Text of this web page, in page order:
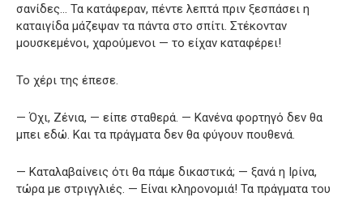
σανίδες… Τα κατάφεραν, πέντε λεπτά πριν ξεσπάσει η
καταιγίδα μάζεψαν τα πάντα στο σπίτι. Στέκονταν
μουσκεμένοι, χαρούμενοι — το είχαν καταφέρει!
Το χέρι της έπεσε.
— Όχι, Ζένια, — είπε σταθερά. — Κανένα φορτηγό δεν θα
μπει εδώ. Και τα πράγματα δεν θα φύγουν πουθενά.
— Καταλαβαίνεις ότι θα πάμε δικαστικά; — ξανά η Ιρίνα,
τώρα με στριγγλιές. — Είναι κληρονομιά! Τα πράγματα του